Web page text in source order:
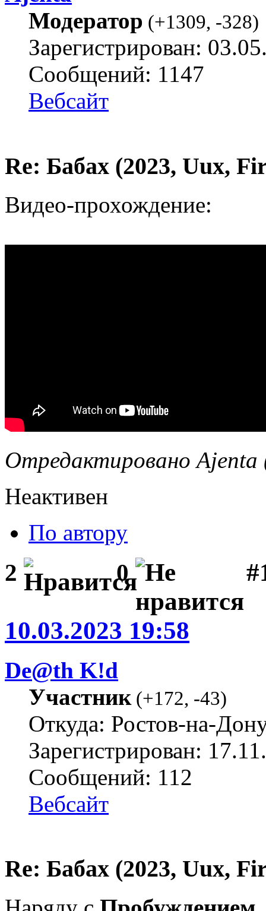
Модератор (+1309, -328)
Зарегистрирован:
Сообщений: 1147
Вебсайт
Re: Бабах (2023, Uux,
Видео-прохождение:
Отредактировано Ajenta
Неактивен
По автору
2 0
10.03.2023 19:58
De@th K!d
Участник(+172, -43)
Откуда: Ростов-на-
Зарегистрирован:
Сообщений: 112
Вебсайт
Re: Бабах (2023, Uux,